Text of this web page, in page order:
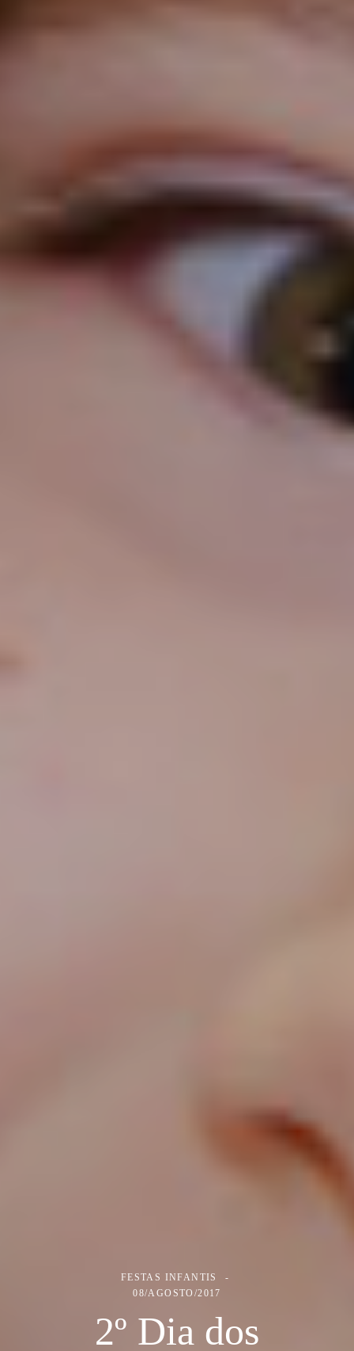
FESTAS INFANTIS
08/AGOSTO/2017
2º Dia dos